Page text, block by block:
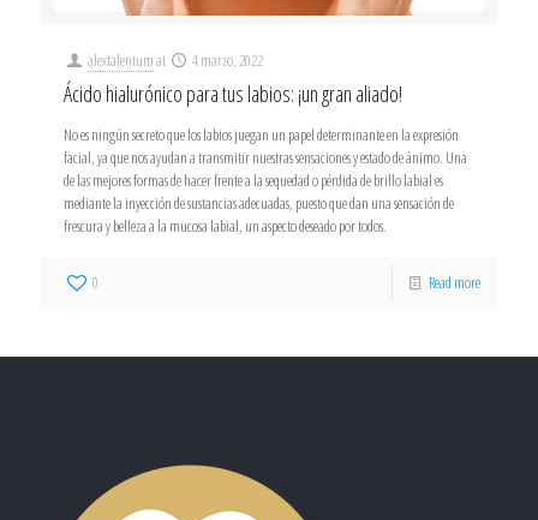
alextalentumat 4 marzo, 2022
Ácido hialurónico para tus labios: ¡un gran aliado!
No es ningún secreto que los labios juegan un papel determinante en la expresión
facial, ya que nos ayudan a transmitir nuestras sensaciones y estado de ánimo. Una
de las mejores formas de hacer frente a la sequedad o pérdida de brillo labial es
mediante la inyección de sustancias adecuadas, puesto que dan una sensación de
frescura y belleza a la mucosa labial, un aspecto deseado por todos.
0 Read more